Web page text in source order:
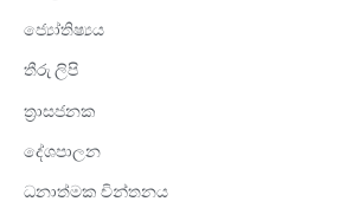
ජ්‍යෝතිෂ්‍යය
තීරු ලිපි
ත්‍රාසජනක
දේශපාලන
ධනාත්මක චින්තනය